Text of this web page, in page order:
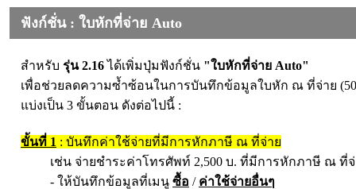
ฟังก์ชั่น : ใบหักที่จ่าย Auto
สำหรับ รุ่น 2.16 ได้เพิ่มปุ่มฟังก์ชั่น "ใบหักที่จ่าย Auto"
เพื่อช่วยลดความซ้ำซ้อนในการบันทึกข้อมูลใบหัก ณ ที่จ่าย
แบ่งเป็น 3 ขั้นตอน ดังต่อไปนี้ :
ขั้นที่ 1 : บันทึกค่าใช้จ่ายที่มีการหักภาษี ณ ที่จ่าย
เช่น จ่ายชำระค่าโทรศัพท์ 2,500 บ. ที่มีการหักภาษี ณ ที่จ่
- ให้บันทึกข้อมูลที่เมนู ซื้อ / ค่าใช้จ่ายอื่นๆ